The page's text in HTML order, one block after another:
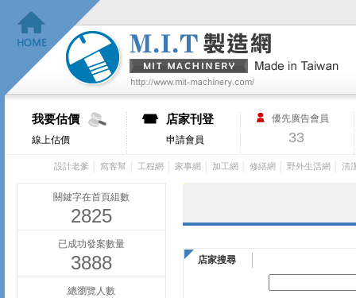
我要估價
線上估價
店家刊登
申請會員
優先廣告會員
33
設計老爹 窩客幫 工程網 家事網 加工網 修繕網 野外生活網 清
關鍵字在首頁組數
2825
已成功發案數量
3888
總瀏覽人數
店家搜尋